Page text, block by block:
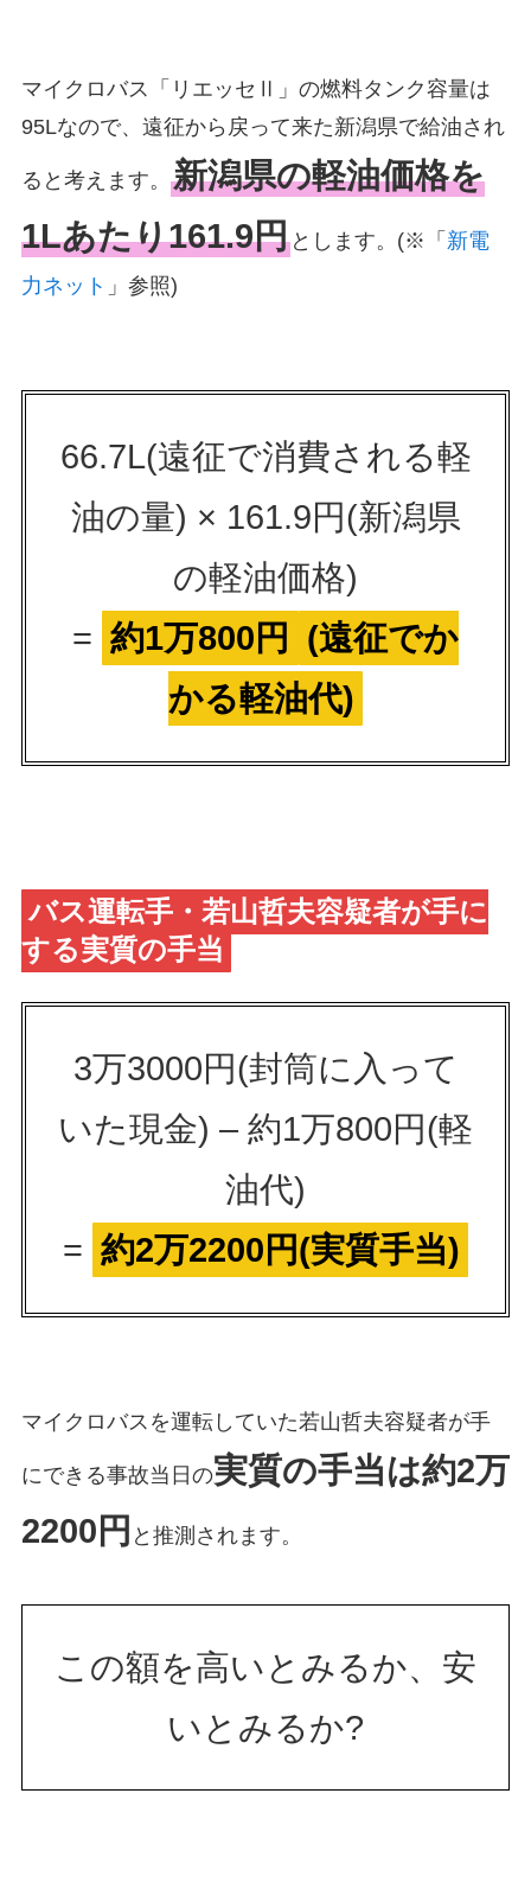
マイクロバス「リエッセⅡ」の燃料タンク容量は
95Lなので、遠征から戻って来た新潟県で給油され
ると考えます。 新潟県の軽油価格を
1Lあたり161.9円とします。(※「 新電
力ネット 」参照)
66.7L(遠征で消費される軽
油の量) × 161.9円(新潟県
の軽油価格)
= 約1万800円
(遠征でか
かる軽油代)
バス運転手・若山哲夫容疑者が手に
する実質の手当
3万3000円(封筒に入って
いた現金) – 約1万800円(軽
油代)
= 約2万2200円(実質手当)
マイクロバスを運転していた若山哲夫容疑者が手
にできる事故当日の実質の手当は約2万
2200円 と推測されます。
この額を高いとみるか、安
いとみるか?